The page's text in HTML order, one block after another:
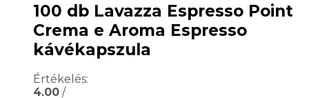
100 db Lavazza Espresso Point
Crema e Aroma Espresso
kávékapszula
Értékelés:
4.00 /